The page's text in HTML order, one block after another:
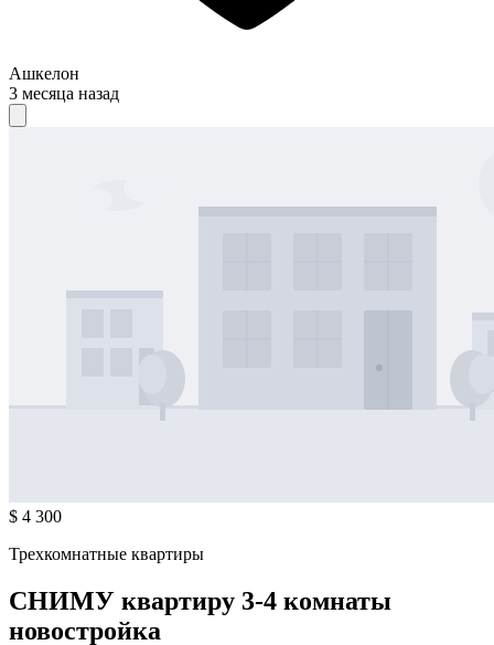
Ашкелон
3 месяца назад
$ 4 300
Трехкомнатные квартиры
СНИМУ квартиру 3-4 комнаты
новостройка